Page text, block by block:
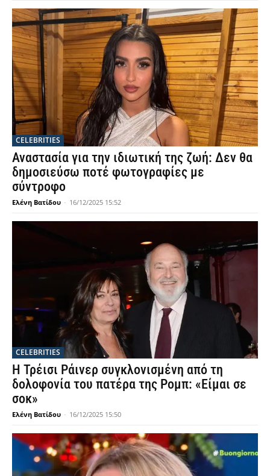
CELEBRITIES
Αναστασία για την ιδιωτική της ζωή: Δεν θα
δημοσιεύσω ποτέ φωτογραφίες με
σύντροφο
Ελένη Βατίδου - 16/12/2025 15:52
CELEBRITIES
Η Τρέισι Ράινερ συγκλονισμένη από τη
δολοφονία του πατέρα της Ρομπ: «Είμαι σε
σοκ»
Ελένη Βατίδου - 16/12/2025 15:50